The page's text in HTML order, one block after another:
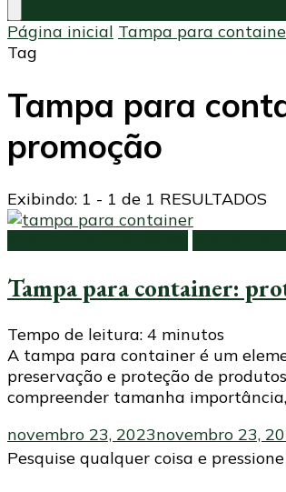
Página inicial Tampa para
Tag
Tampa para
promoção
Exibindo: 1 - 1 de 1 RESULTADOS
Tampa para container:
Tempo de leitura: 4 minutos
A tampa para container é um
preservação e proteção de
compreender tamanha
novembro 23, 2023novembro 23,
Procurando
Pesquise qualquer coisa e